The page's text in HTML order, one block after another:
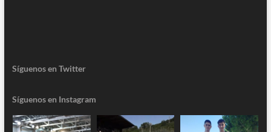
Síguenos en Twitter
Síguenos en Instagram